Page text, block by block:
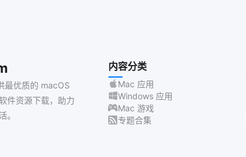
最优质的 macOS
件资源下载，助力
。
内容分类
Mac 应用
Windows 应用
Mac 游戏
专题合集